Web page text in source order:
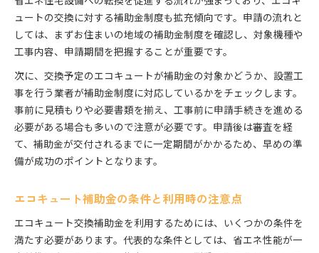
ュートの交換に対する補助金制度も拡充傾向です。申請の流れと
しては、まずお住まいの地域の補助金制度を確認し、対象機種や
工事内容、申請期間を把握することが重要です。
次に、交換予定のエコキュートが補助金の対象かどうか、設置工
事を行う業者が補助金制度に対応しているかをチェックします。
事前に見積もりや必要書類を揃え、工事前に申請手続きを進める
必要がある場合も多いので注意が必要です。申請後は審査を経
て、補助金が交付されるまでに一定期間がかかるため、早めの準
備が成功のポイントとなります。
エコキュート補助金の条件と利用時の注意点
エコキュート交換補助金を利用するためには、いくつかの条件を
満たす必要があります。代表的な条件としては、省エネ性能が一